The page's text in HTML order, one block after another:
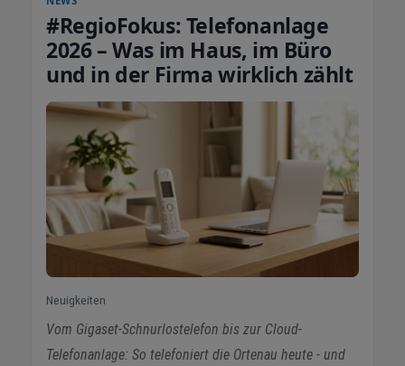
#RegioFokus: Telefonanlage
2026 – Was im Haus, im Büro
und in der Firma wirklich zählt
Neuigkeiten
Vom Gigaset-Schnurlostelefon bis zur Cloud-
Telefonanlage: So telefoniert die Ortenau heute - und